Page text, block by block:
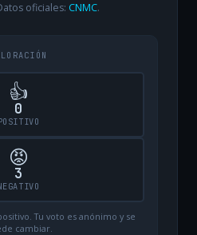
oficiales: CNMC.
👍
0
😡
3
Tu voto es anónimo y se
cambiar.